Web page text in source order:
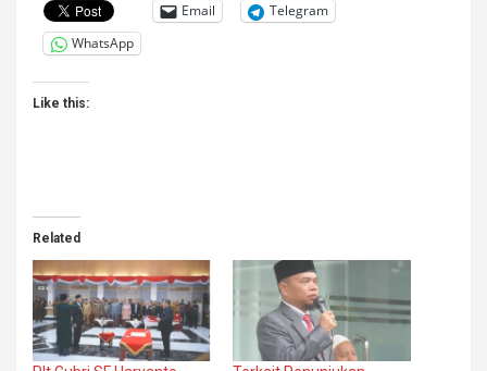
Email
Telegram
WhatsApp
Like this:
Related